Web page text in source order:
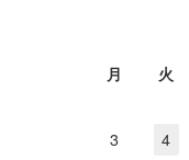
月
火
3
4